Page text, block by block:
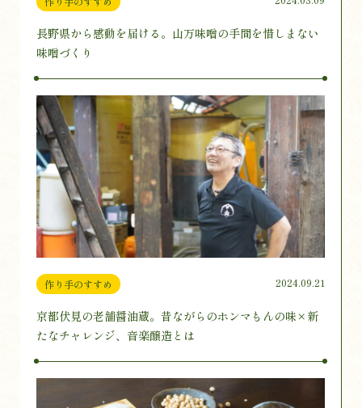
長野県から感動を届ける。山万味噌の手間を惜しまない
味噌づくり
作り手のすすめ 2024.09.21
京都伏見の老舗醤油蔵。昔ながらのホンマもんの味×新
たなチャレンジ、音楽醸造とは